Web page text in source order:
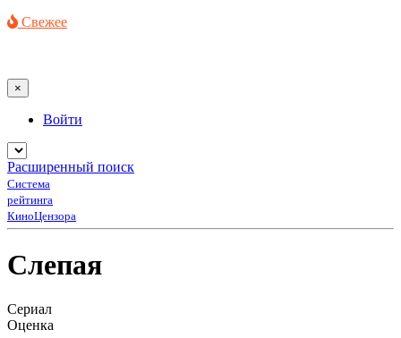
Свежее
×
Войти
Расширенный поиск
Система
рейтинга
КиноЦензора
Слепая
Сериал
Оценка